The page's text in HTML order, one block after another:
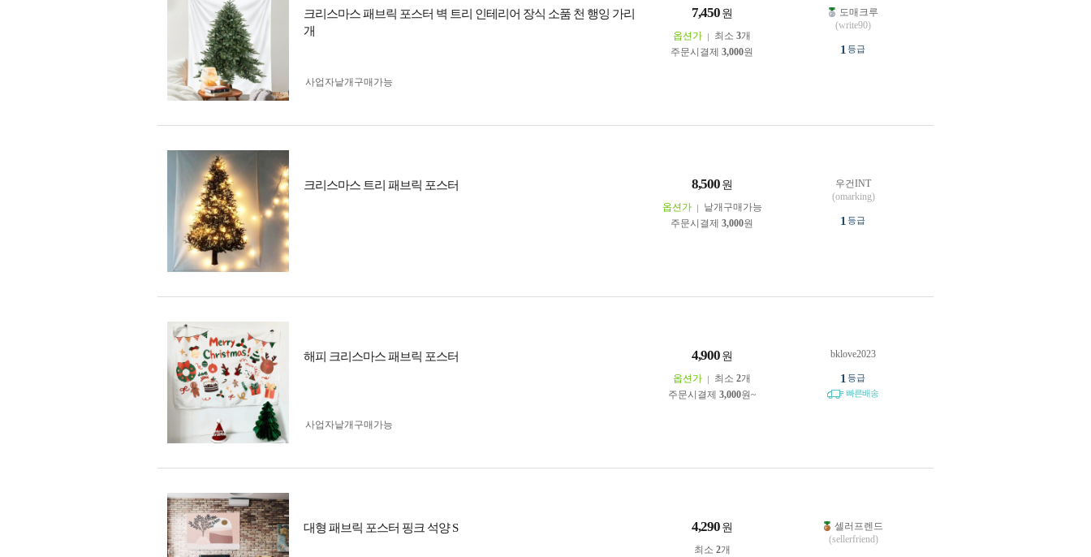
크리스마스 패브릭 포스터 벽 트리 인테리어 장식 소품 천 행잉 가리
개
7,450 원
옵션가 최소 3개
주문시결제 3,000원
사업자 낱개구매가능
도매크루
(write90)
1 등급
크리스마스 트리 패브릭 포스터 8,500 원
옵션가
낱개구매가능
주문시결제 3,000원
우건INT
(omarking)
1 등급
해피 크리스마스 패브릭 포스터 4,900 원
옵션가 최소 2개
주문시결제 3,000원~
사업자 낱개구매가능
bklove2023
1 등급
빠른배송
대형 패브릭 포스터 핑크 석양 S 4,290 원
최소 2개
셀러프렌드
(sellerfriend)